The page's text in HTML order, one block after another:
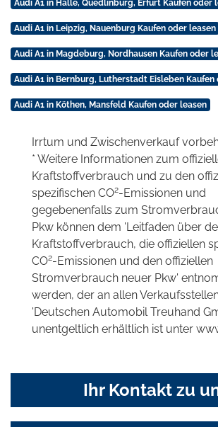
Audi A1 in Halle, Quedlinburg, Erfurt Kaufen oder
Audi A1 in Leipzig, Nauenburg Kaufen oder leasen
Audi A1 in Magdeburg, Nordhausen Kaufen oder
Audi A1 in Bernburg, Lutherstadt Eisleben Kaufen
Audi A1 in Köthen, Mansfeld Kaufen oder leasen
Irrtum und Zwischenverkauf
* Weitere Informationen zum
Kraftstoffverbrauch und zu den
spezifischen CO2-Emissionen und
gegebenenfalls zum
Pkw können dem 'Leitfaden über
Kraftstoffverbrauch, die offiziellen
CO2-Emissionen und den offiziellen
Stromverbrauch neuer Pkw'
werden, der an allen
'Deutschen Automobil Treuhand
unentgeltlich erhältlich ist unter
Ihr Kontakt zu